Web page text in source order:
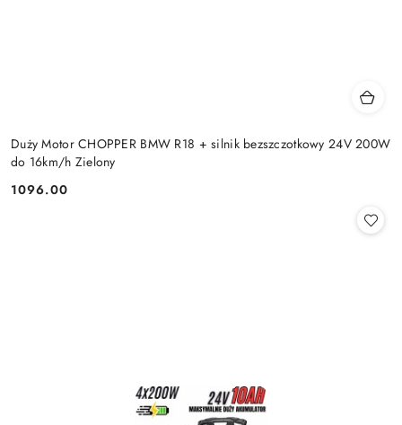
Duży Motor CHOPPER BMW R18 + silnik bezszczotkowy 24V 200W
do 16km/h Zielony
Cena:
1096.00